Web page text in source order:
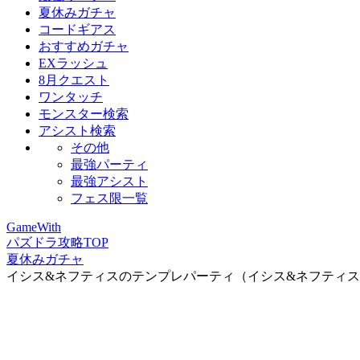
夏休みガチャ
コードギアス
おすすめガチャ
EXラッシュ
8月クエスト
ワンタッチ
モンスター検索
アシスト検索
その他
最強パーティ
最強アシスト
フェス限一覧
GameWith
パズドラ攻略TOP
夏休みガチャ
イシス&ネフティスのテンプレパーティ（イシス&ネフティ